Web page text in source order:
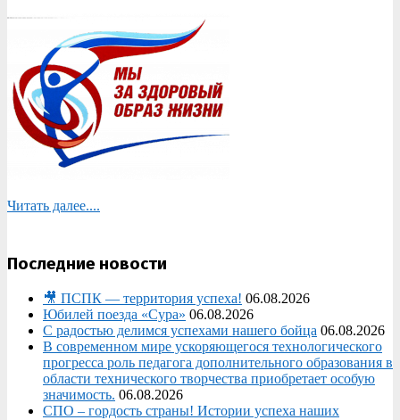
Читать далее....
Последние новости
🎥 ПСПК — территория успеха! 06.08.2026
Юбилей поезда «Сура» 06.08.2026
С радостью делимся успехами нашего бойца 06.08.2026
В современном мире ускоряющегося технологического
прогресса роль педагога дополнительного образования в
области технического творчества приобретает особую
значимость. 06.08.2026
СПО – гордость страны! Истории успеха наших